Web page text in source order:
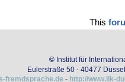
This
© Institut für
Eulerstraße 50 - 40477
fremdsprache.de - http://www.iik-